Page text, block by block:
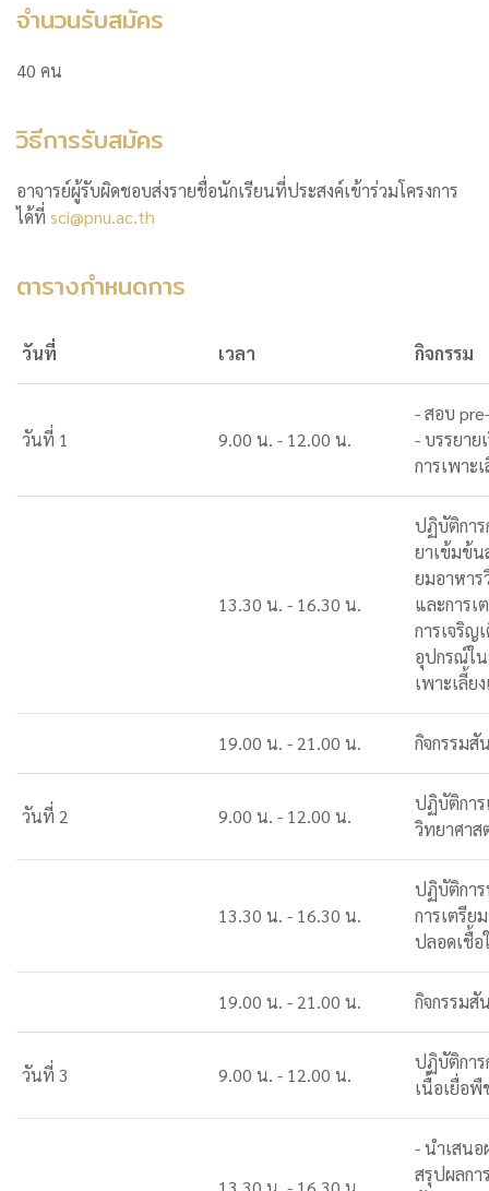
จำนวนรับสมัคร
40 คน
วิธีการรับสมัคร
อาจารย์ผู้รับผิดชอบส่งรายชื่อนักเรียนที่ประสงค์เข้าร่วมโครงการ
ได้ที่ sci@pnu.ac.th
ตารางกำหนดการ
วันที่ เวลา กิจกรรม
วันที่ 1 9.00 น. - 12.00 น.
- สอบ
- บรรยาย
การเพาะ
13.30 น. - 16.30 น.
ปฏิบัติการ
ยาเข้มข้น
ยมอาหาร
และการเ
การเจริญ
อุปกรณ์ใ
เพาะเลี้ย
19.00 น. - 21.00 น. กิจกรรมสั
วันที่ 2 9.00 น. - 12.00 น.
ปฏิบัติการ
วิทยาศาส
13.30 น. - 16.30 น.
ปฏิบัติกา
การเตรี
ปลอดเชื้
19.00 น. - 21.00 น. กิจกรรมสั
วันที่ 3 9.00 น. - 12.00 น.
ปฏิบัติการ
เนื้อเยื่อ
- นำเสนอ
สรุปผลกา